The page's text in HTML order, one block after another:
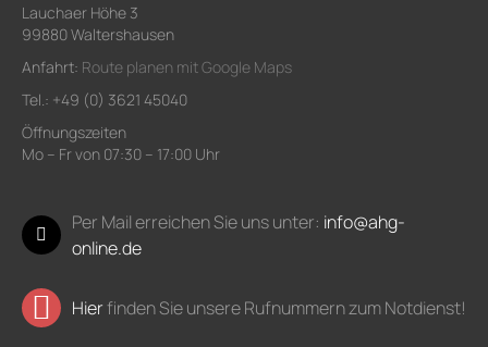
Lauchaer Höhe 3
99880 Waltershausen
Anfahrt: Route planen mit Google Maps
Tel.: +49 (0) 3621 45040
Öffnungszeiten
Mo – Fr von 07:30 – 17:00 Uhr
Per Mail erreichen Sie uns unter: info@ahg-
online.de
Hierfinden Sie unsere Rufnummern zum Notdienst!